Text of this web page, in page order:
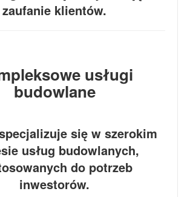
zaufanie klientów.
usługi
budowlane
się w szerokim
usług budowlanych,
do potrzeb
inwestorów.